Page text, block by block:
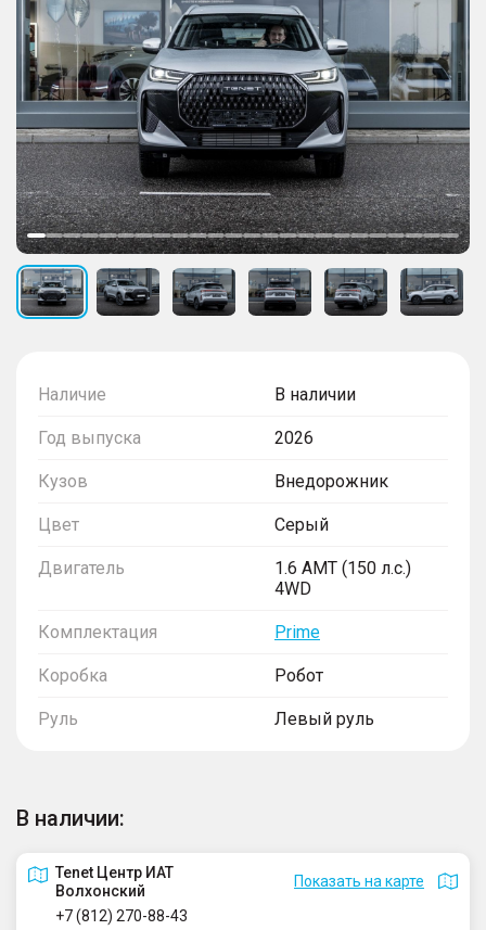
Наличие В наличии
Год выпуска 2026
Кузов Внедорожник
Цвет Серый
Двигатель
1.6 AMT (150 л.с.)
4WD
Комплектация Prime
Коробка Робот
Руль Левый руль
В наличии:
Tenet Центр ИАТ
Волхонский
Показать на карте
+7 (812) 270-88-43